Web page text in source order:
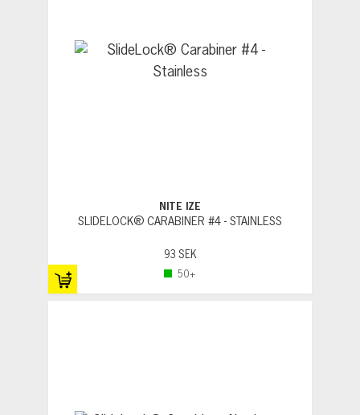
NITE IZE
SLIDELOCK® CARABINER #4 - STAINLESS
93 SEK
50+